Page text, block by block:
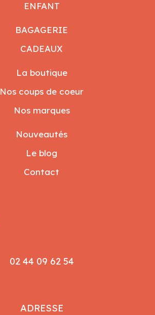
ENFANT
BAGAGERIE
CADEAUX
La boutique
Nos coups de coeur
Nos marques
Nouveautés
Le blog
Contact
02 44 09 62 54
ADRESSE